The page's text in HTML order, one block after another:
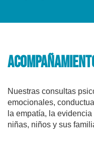
Nuestras consultas
emocionales,
la empatía, la
niñas, niños y sus